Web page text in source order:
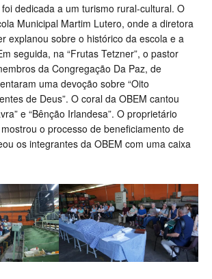
dedicada a um turismo rural-cultural. O
Municipal Martim Lutero, onde a diretora
explanou sobre o histórico da escola e a
seguida, na “Frutas Tetzner”, o pastor
da Congregação Da Paz, de
uma devoção sobre “Oito
de Deus”. O coral da OBEM cantou
e “Bênção Irlandesa”. O proprietário
o processo de beneficiamento de
os integrantes da OBEM com uma caixa